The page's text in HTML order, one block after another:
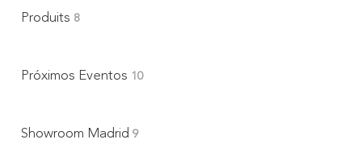
Produits 8
Próximos Eventos 10
Showroom Madrid 9